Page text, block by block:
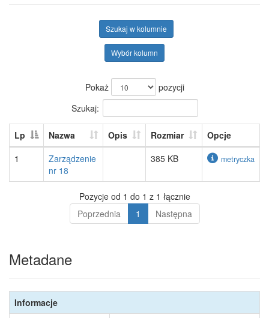
Szukaj w kolumnie
Wybór kolumn
Pokaż
pozycji
Szukaj:
Lp Nazwa Opis Rozmiar
Opcje
1
Zarządzenie
nr 18
385 KB metryczka
Pozycje od 1 do 1 z 1 łącznie
Poprzednia
1 Następna
Metadane
Informacje